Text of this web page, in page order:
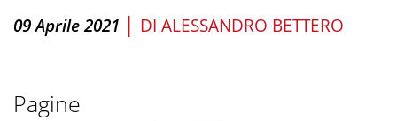
09 Aprile 2021 | DI ALESSANDRO BETTERO
Pagine